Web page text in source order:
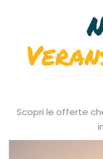
Scopri le offerte